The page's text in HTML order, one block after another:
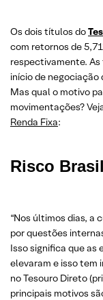
Os dois títulos do
com retornos de
respectivamente. As
início de negociação
Mas qual o motivo
movimentações?
Renda Fixa:
Risco
“Nos últimos dias, a
por questões
Isso significa que as
elevaram e isso tem
no Tesouro Direto
principais motivos